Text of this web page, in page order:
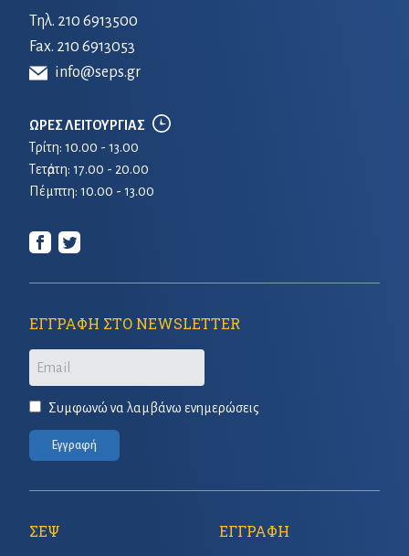
Τηλ. 210 6913500
Fax. 210 6913053
info@seps.gr
ΩΡΕΣ ΛΕΙΤΟΥΡΓΙΑΣ
Τρίτη: 10.00 - 13.00
Τετἀρτη: 17.00 - 20.00
Πέμπτη: 10.00 - 13.00
ΕΓΓΡΑΦΗ ΣΤΟ NEWSLETTER
Email
Συμφωνώ να λαμβάνω ενημερώσεις
Εγγραφή
ΣΕΨ ΕΓΓΡΑΦΗ